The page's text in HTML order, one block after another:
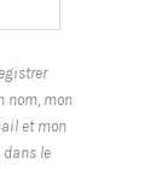
nom, mon
et mon
dans le